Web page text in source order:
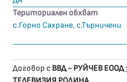
Териториален обхват
с.Горно Сахране, с.Търничени
Договор с ВВД - РУЙЧЕВ ЕООД